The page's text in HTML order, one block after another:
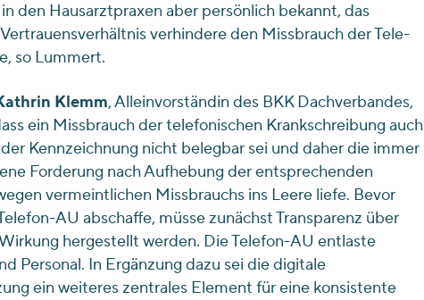
den Hausarztpraxen aber persönlich bekannt, das
verhindere den Missbrauch der Tele-
so Lummert.
Klemm, Alleinvorständin des BKK Dachverbandes,
ein Missbrauch der telefonischen Krankschreibung auch
Kennzeichnung nicht belegbar sei und daher die immer
Forderung nach Aufhebung der entsprechenden
vermeintlichen Missbrauchs ins Leere liefe. Bevor
AU abschaffe, müsse zunächst Transparenz über
hergestellt werden. Die Telefon-AU entlaste
Personal. In Ergänzung dazu sei die digitale
ein weiteres zentrales Element für eine konsistente